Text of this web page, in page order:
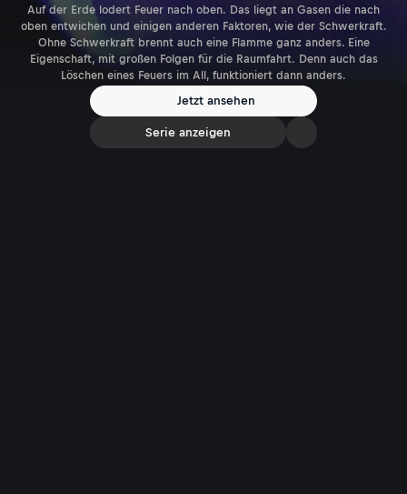
Auf der Erde lodert Feuer nach oben. Das liegt an Gasen die nach
oben entwichen und einigen anderen Faktoren, wie der Schwerkraft.
Ohne Schwerkraft brennt auch eine Flamme ganz anders. Eine
Eigenschaft, mit großen Folgen für die Raumfahrt. Denn auch das
Löschen eines Feuers im All, funktioniert dann anders.
Jetzt ansehen
Serie anzeigen